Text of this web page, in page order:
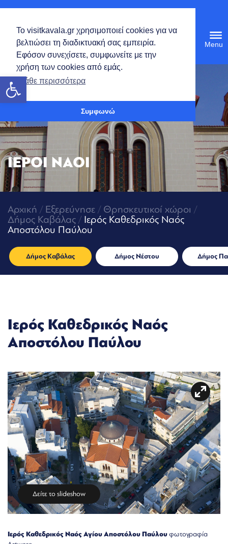
Το visitkavala.gr χρησιμοποιεί cookies για να
βελτιώσει τη διαδικτυακή σας εμπειρία.
Εφόσον συνεχίσετε, συμφωνείτε με την
χρήση των cookies από εμάς.
Μάθε περισσότερα
Συμφωνώ
Ανοίξτε τη γραμμή εργαλείων
ΙΕΡΟΙ ΝΑΟΙ
Αρχική / Εξερεύνησε / Θρησκευτικοί χώροι /
Δήμος Καβάλας / Ιερός Καθεδρικός Ναός
Αποστόλου Παύλου
Δήμος Καβάλας Δήμος Νέστου Δήμος
Ιερός Καθεδρικός Ναός
Αποστόλου Παύλου
Δείτε το slideshow
Ιερός Καθεδρικός Ναός Αγίου Αποστόλου Παύλου φωτογραφία